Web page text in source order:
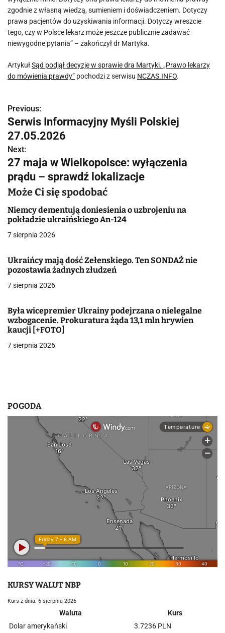
zgodnie z własną wiedzą, sumieniem i doświadczeniem. Dotyczy
prawa pacjentów do uzyskiwania informacji. Dotyczy wreszcie
tego, czy w Polsce lekarz może jeszcze publicznie zadawać
niewygodne pytania” – zakończył dr Martyka.
ArtykułSąd podjął decyzję w sprawie dra Martyki. „Prawo lekarzy
do mówienia prawdy” pochodzi z serwisu NCZAS.INFO.
N
a
w
i
g
a
c
a
w
i
s
Previous:
Serwis Informacyjny Myśli Polskiej
27.05.2026
Next:
27 maja w Wielkopolsce: wyłączenia
prądu – sprawdź lokalizacje
Może Ci się spodobać
Niemcy dementują doniesienia o uzbrojeniu na
pokładzie ukraińskiego An-124
7 sierpnia 2026
Ukraińcy mają dość Zełenskiego. Ten SONDAŻ nie
pozostawia żadnych złudzeń
7 sierpnia 2026
Była wicepremier Ukrainy podejrzana o nielegalne
wzbogacenie. Prokuratura żąda 13,1 mln hrywien
kaucji [+FOTO]
7 sierpnia 2026
POGODA
KURSY WALUT NBP
Kurs z dnia: 6 sierpnia 2026
Waluta
Kurs
Dolar amerykański
3.7236 PLN